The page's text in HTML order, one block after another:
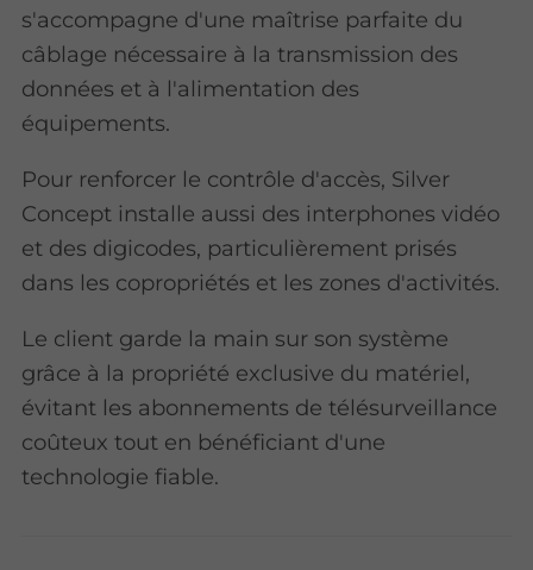
s'accompagne d'une maîtrise parfaite du
câblage nécessaire à la transmission des
données et à l'alimentation des
équipements.
Pour renforcer le contrôle d'accès, Silver
Concept installe aussi des interphones vidéo
et des digicodes, particulièrement prisés
dans les copropriétés et les zones d'activités.
Le client garde la main sur son système
grâce à la propriété exclusive du matériel,
évitant les abonnements de télésurveillance
coûteux tout en bénéficiant d'une
technologie fiable.